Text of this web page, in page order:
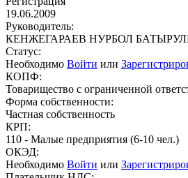
19.06.2009
Руководитель:
КЕНЖЕГАРАЕВ НУРБОЛ
Статус:
Необходимо Войти или
КОПФ:
Товарищество с ограниченной
Форма собственности:
Частная собственность
КРП:
110 - Малые предприятия (6-10 чел.)
ОКЭД:
Необходимо Войти или